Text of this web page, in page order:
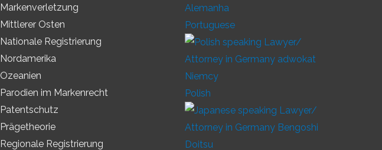
Markenverletzung
Mittlerer Osten
Nationale Registrierung
Nordamerika
Ozeanien
Parodien im Markenrecht
Patentschutz
Prägetheorie
Regionale Registrierung
Portuguese
Polish